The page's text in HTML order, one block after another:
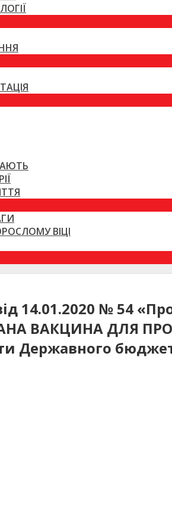
ВІЦІ
14.01.2020 № 54
ВАКЦИНА ДЛЯ
Державного